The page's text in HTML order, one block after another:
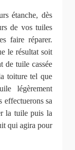
étanche, dès
de vos tuiles
faire réparer.
le résultat soit
de tuile cassée
toiture tel que
légèrement
effectuerons sa
la tuile puis la
qui agira pour